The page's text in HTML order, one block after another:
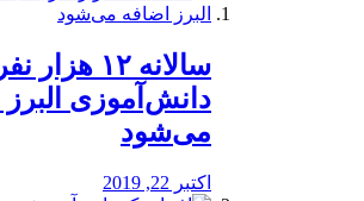
️سالانه ۱۲
دانش‌آموزی البرز
می‌شود
اکتبر 22, 2019